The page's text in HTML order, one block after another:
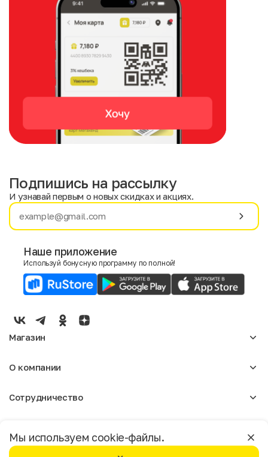
Имя
E-mail
Мужской
Женский
Мы используем cookie-файлы.
Москва
Подпишись на рассылку
И узнавай первым о новых скидках и акциях.
Наше приложение
Используй бонусную программу по полной!
Магазин
Мужское
О компании
Отзывы
Магазины
Сотрудничество
Реклама
Доставка и оплата
Бонусная программа